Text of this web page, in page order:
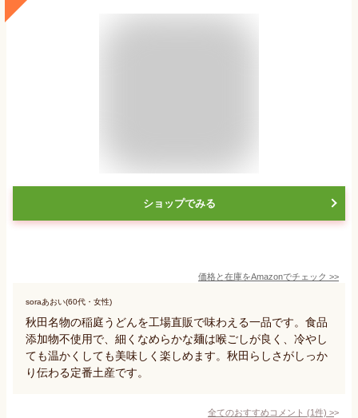
ショップでみる
価格と在庫をAmazonでチェック >>
soraあおい(60代・女性)
秋田名物の稲庭うどんを工場直販で味わえる一品です。食品
添加物不使用で、細くなめらかな麺は喉ごしが良く、冷やし
ても温かくしても美味しく楽しめます。秋田らしさがしっか
り伝わる定番土産です。
全てのおすすめコメント (1件) >